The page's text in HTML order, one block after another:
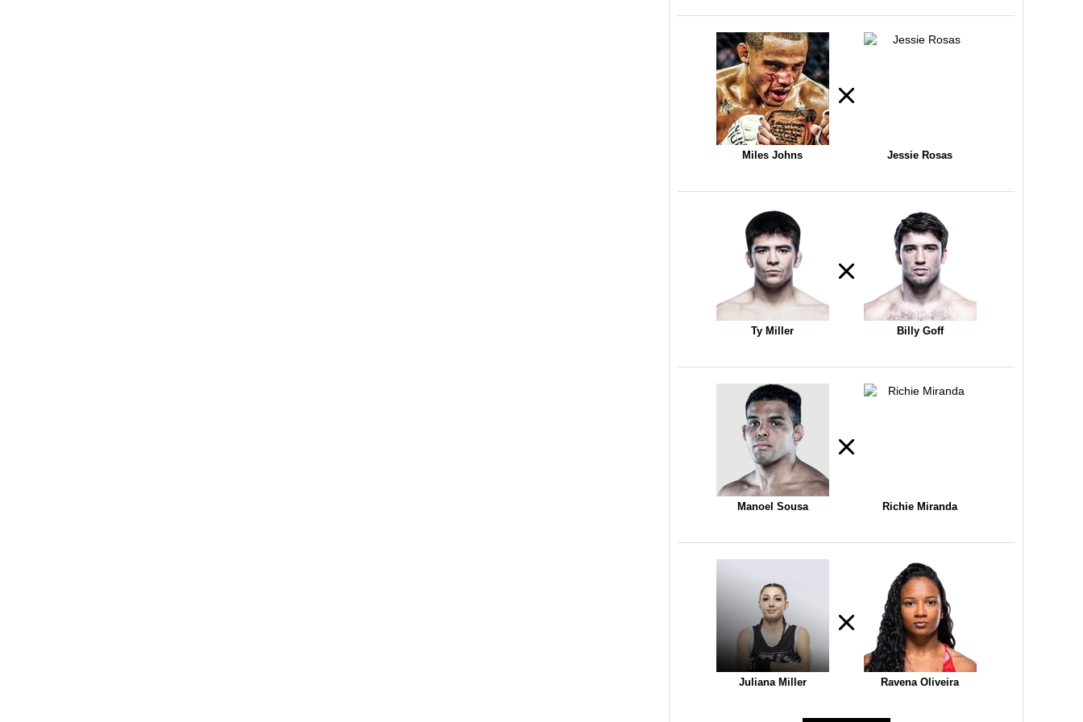
Miles Johns Jessie Rosas
Ty Miller Billy Goff
Manoel Sousa Richie Miranda
Juliana Miller Ravena Oliveira